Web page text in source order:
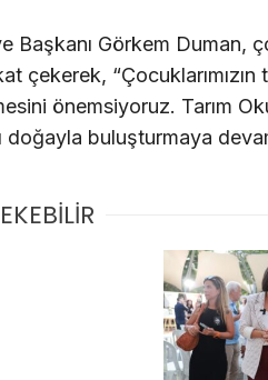
Başkanı Görkem Duman,
çekerek,
önemsiyoruz. Tarım
doğayla buluşturmaya